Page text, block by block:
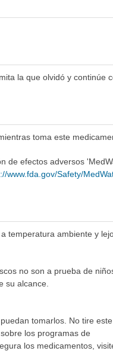
la que olvidó y continúe
toma este
de efectos adversos
www.fda.gov/Safety/
temperatura ambiente y
no son a prueba de
su alcance.
tomarlos. No tire este
los programas de
los medicamentos,